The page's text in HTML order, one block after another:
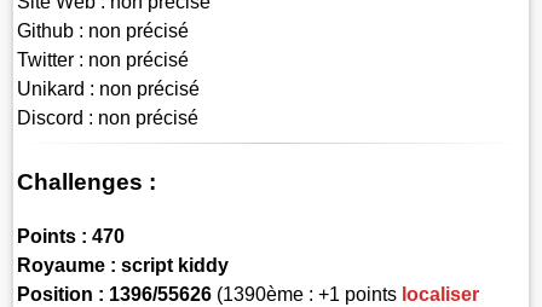
Github : non précisé
Twitter : non précisé
Unikard : non précisé
Discord : non précisé
Challenges :
Points : 470
Royaume : script kiddy
Position : 1396/55626 (1390ème : +1 points localiser